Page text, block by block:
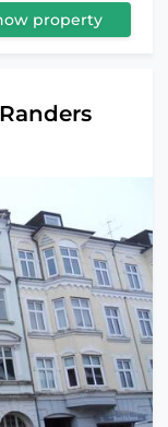
property